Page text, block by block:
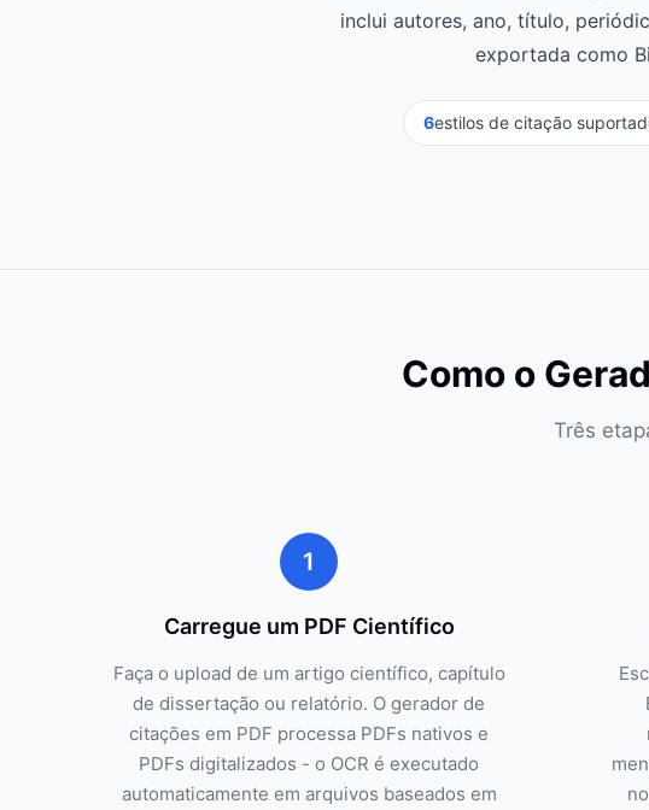
inclui autores, ano, título,
exportada como
6estilos de citação
Como o
Três
1
Carregue um PDF Científico
Faça o upload de um artigo científico, capítulo
de dissertação ou relatório. O gerador de
citações em PDF processa PDFs nativos e
PDFs digitalizados - o OCR é executado
automaticamente em arquivos baseados em